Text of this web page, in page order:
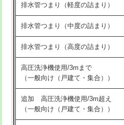
※給水管工事は20mmまでの価格
持込商品取付（浄水器・分岐水栓
給水管工事※（ホール加工)
給水管工事※（バンド止め)
給水管工事※（支持金具設置)
給水管工事※（保温材使用（バン
め込み）)
排水管つまり（軽度の詰まり）
排水管つまり（中度の詰まり）
排水管つまり（高度の詰まり）
高圧洗浄機使用/3mまで
（一般向け（戸建て・集合））
追加 高圧洗浄機使用/3m超え
（一般向け（戸建て・集合））